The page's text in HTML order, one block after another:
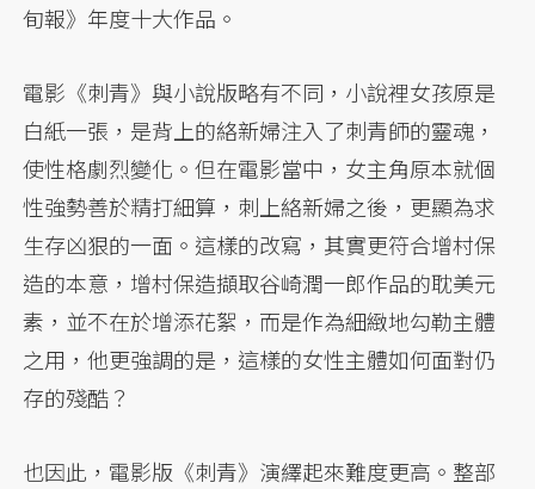
旬報》年度十大作品。
電影《刺青》與小說版略有不同，小說裡女孩原是
白紙一張，是背上的絡新婦注入了刺青師的靈魂，
使性格劇烈變化。但在電影當中，女主角原本就個
性強勢善於精打細算，刺上絡新婦之後，更顯為求
生存凶狠的一面。這樣的改寫，其實更符合增村保
造的本意，增村保造擷取谷崎潤一郎作品的耽美元
素，並不在於增添花絮，而是作為細緻地勾勒主體
之用，他更強調的是，這樣的女性主體如何面對仍
存的殘酷？
也因此，電影版《刺青》演繹起來難度更高。整部